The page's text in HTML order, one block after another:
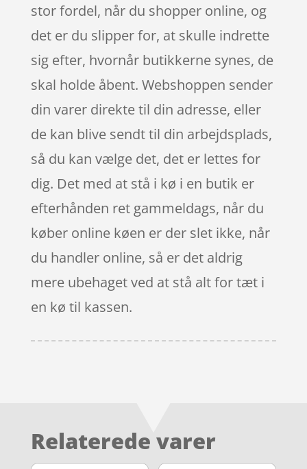
stor fordel, når du shopper online, og
det er du slipper for, at skulle indrette
sig efter, hvornår butikkerne synes, de
skal holde åbent. Webshoppen sender
din varer direkte til din adresse, eller
de kan blive sendt til din arbejdsplads,
så du kan vælge det, det er lettes for
dig. Det med at stå i kø i en butik er
efterhånden ret gammeldags, når du
køber online køen er der slet ikke, når
du handler online, så er det aldrig
mere ubehaget ved at stå alt for tæt i
en kø til kassen.
Relaterede varer